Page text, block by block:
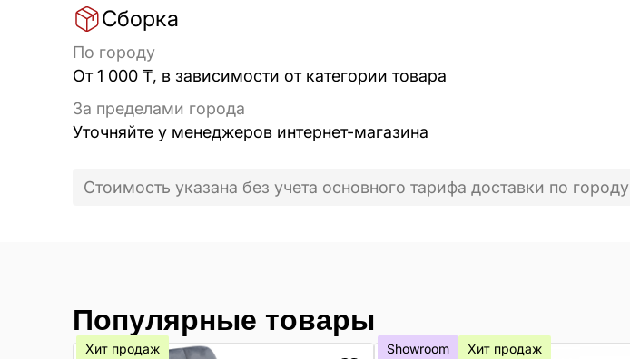
Сборка
По городу
От 1 000 ₸, в зависимости от категории товара
За пределами города
Уточняйте у менеджеров интернет-магазина
Стоимость указана без учета основного тарифа доставки по городу
Популярные товары
Хит продаж Showroom Хит продаж